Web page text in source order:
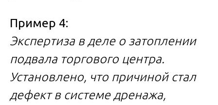
Пример 4:
Экспертиза в деле о затоплении
подвала торгового центра.
Установлено, что причиной стал
дефект в системе дренажа,